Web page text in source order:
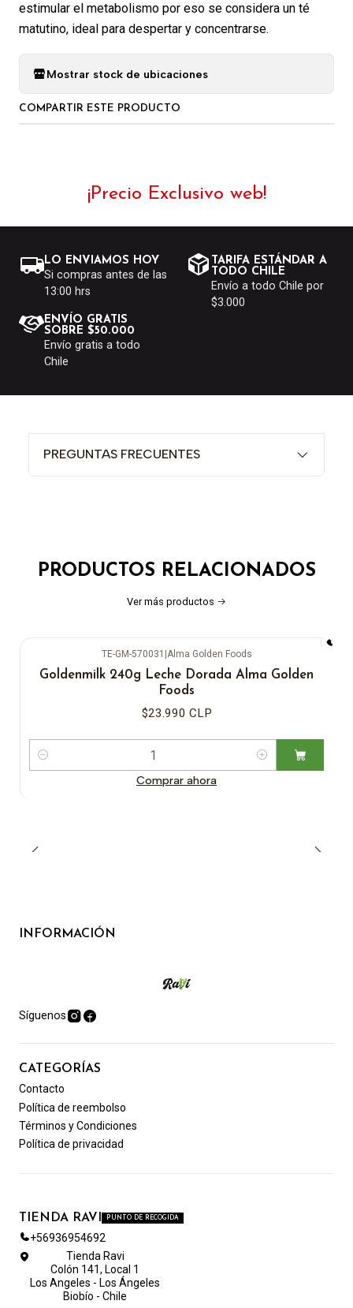
estimular el metabolismo por eso se considera un té
matutino, ideal para despertar y concentrarse.
Mostrar stock de ubicaciones
COMPARTIR ESTE PRODUCTO
¡Precio Exclusivo web!
LO ENVIAMOS HOY
Si compras antes de las
13:00 hrs
TARIFA ESTÁNDAR A
TODO CHILE
Envío a todo Chile por
$3.000
ENVÍO GRATIS
SOBRE $50.000
Envío gratis a todo
Chile
PREGUNTAS FRECUENTES
PRODUCTOS RELACIONADOS
Ver más productos
TE-GM-570031 |Alma Golden Foods
Goldenmilk 240g Leche Dorada Alma Golden
Foods
$23.990 CLP
Cantidad
Comprar ahora
INFORMACIÓN
Síguenos
CATEGORÍAS
Contacto
Política de reembolso
Términos y Condiciones
Política de privacidad
TIENDA RAVI PUNTO DE RECOGIDA
+56936954692
Tienda Ravi
Colón 141, Local 1
Los Angeles - Los Ángeles
Biobío - Chile